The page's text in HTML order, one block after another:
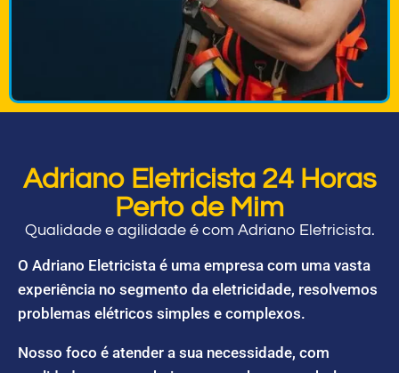
Adriano Eletricista 24 Horas
Perto de Mim
Qualidade e agilidade é com Adriano Eletricista.
O Adriano Eletricista é uma empresa com uma vasta
experiência no segmento da eletricidade, resolvemos
problemas elétricos simples e complexos.
Nosso foco é atender a sua necessidade, com